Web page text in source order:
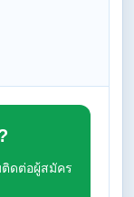
ดต่อผู้สมัคร